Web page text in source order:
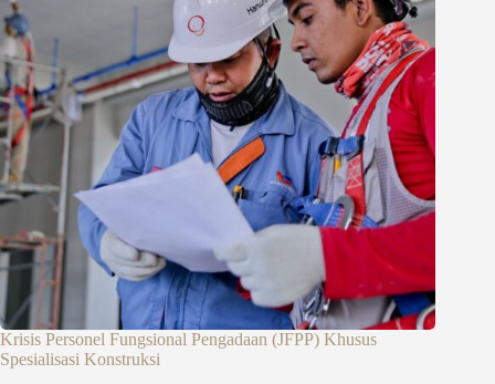
Krisis Personel Fungsional Pengadaan (JFPP) Khusus
Spesialisasi Konstruksi